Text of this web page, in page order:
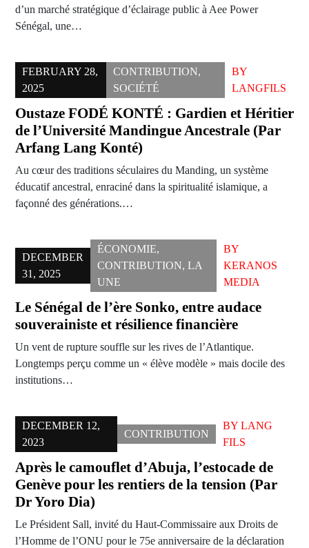
d’un marché stratégique d’éclairage public à Aee Power
Sénégal, une…
FEBRUARY 28,
2025
CONTRIBUTION,
SOCIÉTÉ
BY
LANGFILS
Oustaze FODÉ KONTÉ : Gardien et Héritier
de l’Université Mandingue Ancestrale (Par
Arfang Lang Konté)
Au cœur des traditions séculaires du Manding, un système
éducatif ancestral, enraciné dans la spiritualité islamique, a
façonné des générations.…
DECEMBER
31, 2025
ÉCONOMIE,
CONTRIBUTION, LA
UNE
BY
KERANOS
MEDIA
Le Sénégal de l’ère Sonko, entre audace
souverainiste et résilience financière
Un vent de rupture souffle sur les rives de l’Atlantique.
Longtemps perçu comme un « élève modèle » mais docile des
institutions…
DECEMBER 12,
2023
CONTRIBUTION
BY LANG
FILS
Après le camouflet d’Abuja, l’estocade de
Genève pour les rentiers de la tension (Par
Dr Yoro Dia)
Le Président Sall, invité du Haut-Commissaire aux Droits de
l’Homme de l’ONU pour le 75e anniversaire de la déclaration